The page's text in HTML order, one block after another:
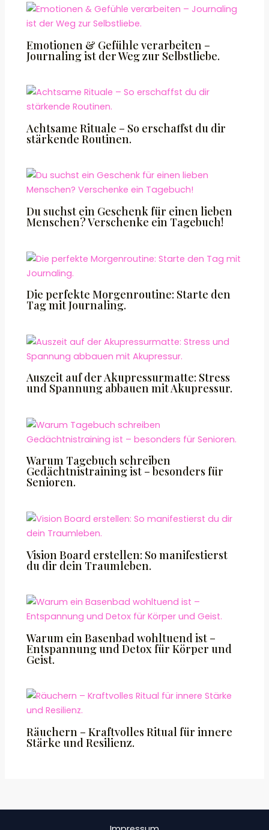
Emotionen & Gefühle verarbeiten –
Journaling ist der Weg zur Selbstliebe.
Achtsame Rituale – So erschaffst du dir
stärkende Routinen.
Du suchst ein Geschenk für einen lieben
Menschen? Verschenke ein Tagebuch!
Die perfekte Morgenroutine: Starte den
Tag mit Journaling.
Auszeit auf der Akupressurmatte: Stress
und Spannung abbauen mit Akupressur.
Warum Tagebuch schreiben
Gedächtnistraining ist – besonders für
Senioren.
Vision Board erstellen: So manifestierst
du dir dein Traumleben.
Warum ein Basenbad wohltuend ist –
Entspannung und Detox für Körper und
Geist.
Räuchern – Kraftvolles Ritual für innere
Stärke und Resilienz.